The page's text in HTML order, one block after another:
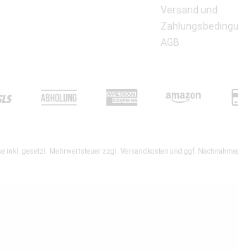
Versand und
AGB
inkl. gesetzl. Mehrwertsteuer zzgl. Versandkosten und ggf.